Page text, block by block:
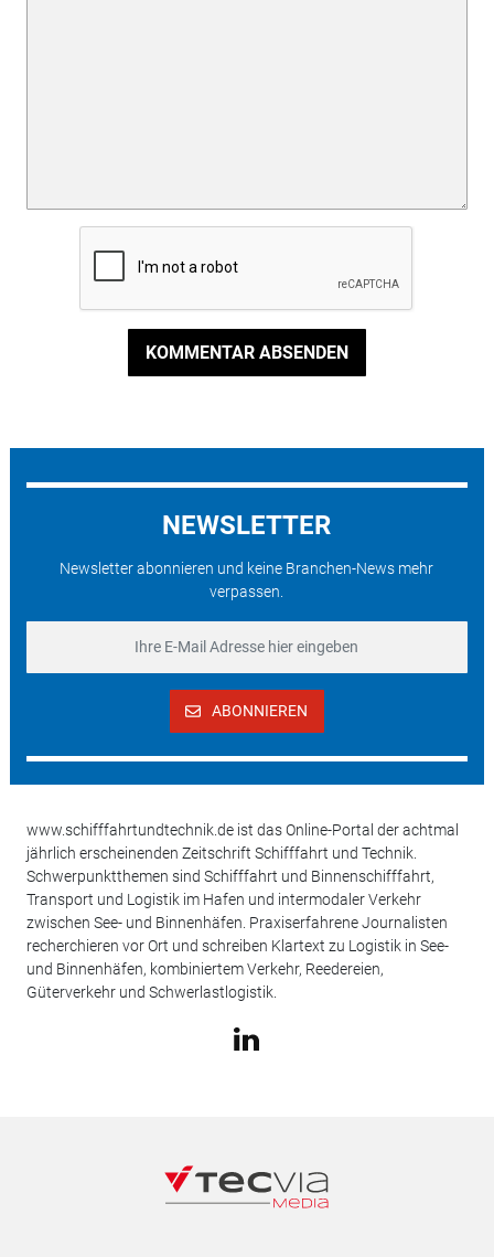
KOMMENTAR ABSENDEN
NEWSLETTER
Newsletter abonnieren und keine Branchen-News mehr
verpassen.
ABONNIEREN
www.schifffahrtundtechnik.de ist das Online-Portal der achtmal
jährlich erscheinenden Zeitschrift Schifffahrt und Technik.
Schwerpunktthemen sind Schifffahrt und Binnenschifffahrt,
Transport und Logistik im Hafen und intermodaler Verkehr
zwischen See- und Binnenhäfen. Praxiserfahrene Journalisten
recherchieren vor Ort und schreiben Klartext zu Logistik in See-
und Binnenhäfen, kombiniertem Verkehr, Reedereien,
Güterverkehr und Schwerlastlogistik.